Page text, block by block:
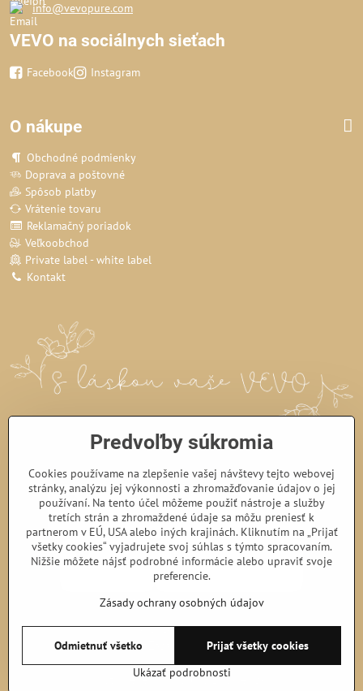
info@vevopure.com
VEVO na sociálnych sieťach
Facebook Instagram
O nákupe
Obchodné podmienky
Doprava a poštovné
Spôsob platby
Vrátenie tovaru
Reklamačný poriadok
Veľkoobchod
Private label - white label
Kontakt
©2026Copyright
Predvoľby súkromia
Zásady ochrany osobných údajov
Podmienky používania
Vytvorené pomocou:BiznisWeb.sk
Predvoľby súkromia
Cookies používame na zlepšenie vašej návštevy tejto webovej
stránky, analýzu jej výkonnosti a zhromažďovanie údajov o jej
používaní. Na tento účel môžeme použiť nástroje a služby
tretích strán a zhromaždené údaje sa môžu preniesť k
partnerom v EÚ, USA alebo iných krajinách. Kliknutím na „Prijať
všetky cookies“ vyjadrujete svoj súhlas s týmto spracovaním.
Nižšie môžete nájsť podrobné informácie alebo upraviť svoje
preferencie.
Zásady ochrany osobných údajov
Ukázať podrobnosti
Prijať všetky cookies
Odmietnuť všetko